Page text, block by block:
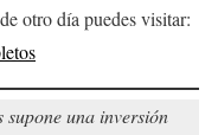
otro día puedes visitar:
una inversión